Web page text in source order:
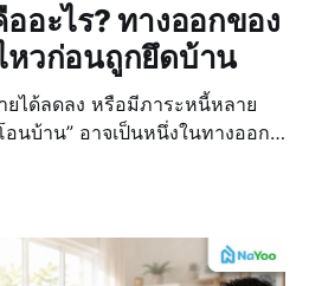
อะไร? ทางออกของ
หวก่อนถูกยึดบ้าน
ยได้ลดลง หรือมีภาระหนี้หลาย
นบ้าน” อาจเป็นหนึ่งในทางออก
พื่อเอามาชำระหนี้ ซึ่งช่วยลด